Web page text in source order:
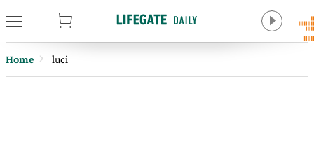
Home luci